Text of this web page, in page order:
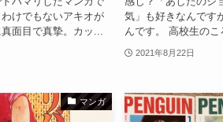
けでもないアキオが
面目で真摯。カッ...
気」も好きなんです
んです。 高校生のこ
2021年8月22日
マンガ